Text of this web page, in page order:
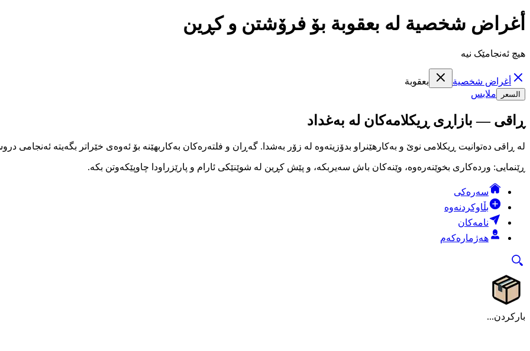
أغراض شخصية لە بعقوبة بۆ فرۆشتن و کڕین
هیچ ئەنجامێک نیە
أغراض شخصية بعقوبة
السعر ملابس
ڕاقی — بازاڕی ڕیکلامەکان لە بەغداد
لە ڕاقی دەتوانیت ڕیکلامی نوێ و بەکارهێنراو بدۆزیتەوە لە زۆر بەشدا. گەڕان و فلتەرەکان بەکاربهێنە بۆ ئەوەی خێراتر بگەیتە ئەنجامی
ڕێنمایی: وردەکاری بخوێنەرەوە، وێنەکان باش سەیربکە، و پێش کڕین لە شوێنێکی ئارام و پارێزراودا چاوپێکەوتن بکە.
سەرەکی
بڵاوکردنەوە
نامەکان
هەژمارەکەم
بارکردن...